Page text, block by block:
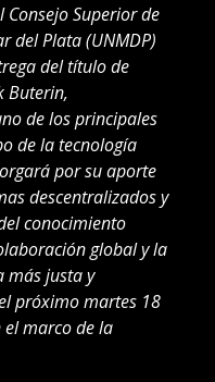
Consejo Superior de
del Plata (UNMDP)
del título de
Buterin,
de los principales
de la tecnología
por su aporte
descentralizados y
conocimiento
global y la
más justa y
próximo martes 18
el marco de la